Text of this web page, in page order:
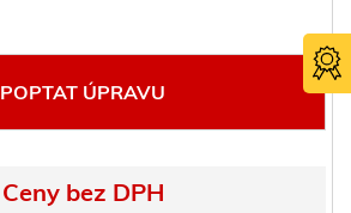
POPTAT ÚPRAVU
Ceny bez DPH